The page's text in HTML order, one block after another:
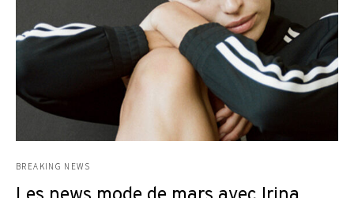
BREAKING NEWS